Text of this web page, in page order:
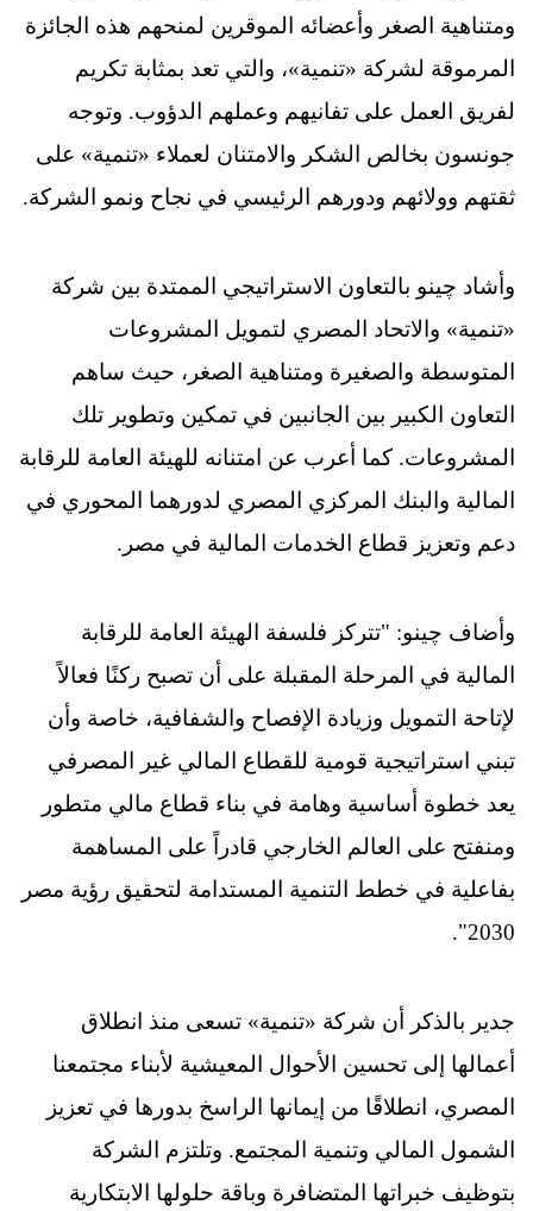
ومتناهية الصغر وأعضائه الموقرين لمنحهم هذه الجائزة
المرموقة لشركة «تنمية»، والتي تعد بمثابة تكريم
لفريق العمل على تفانيهم وعملهم الدؤوب. وتوجه
جونسون بخالص الشكر والامتنان لعملاء «تنمية» على
ثقتهم وولائهم ودورهم الرئيسي في نجاح ونمو الشركة.
وأشاد چينو بالتعاون الاستراتيجي الممتدة بين شركة
«تنمية» والاتحاد المصري لتمويل المشروعات
المتوسطة والصغيرة ومتناهية الصغر، حيث ساهم
التعاون الكبير بين الجانبين في تمكين وتطوير تلك
المشروعات. كما أعرب عن امتنانه للهيئة العامة للرقابة
المالية والبنك المركزي المصري لدورهما المحوري في
دعم وتعزيز قطاع الخدمات المالية في مصر.
وأضاف چينو: "تتركز فلسفة الهيئة العامة للرقابة
المالية في المرحلة المقبلة على أن تصبح ركنًا فعالاً
لإتاحة التمويل وزيادة الإفصاح والشفافية، خاصة وأن
تبني استراتيجية قومية للقطاع المالي غير المصرفي
يعد خطوة أساسية وهامة في بناء قطاع مالي متطور
ومنفتح على العالم الخارجي قادراً على المساهمة
بفاعلية في خطط التنمية المستدامة لتحقيق رؤية مصر
2030".
جدير بالذكر أن شركة «تنمية» تسعى منذ انطلاق
أعمالها إلى تحسين الأحوال المعيشية لأبناء مجتمعنا
المصري، انطلاقًا من إيمانها الراسخ بدورها في تعزيز
الشمول المالي وتنمية المجتمع. وتلتزم الشركة
بتوظيف خبراتها المتضافرة وباقة حلولها الابتكارية